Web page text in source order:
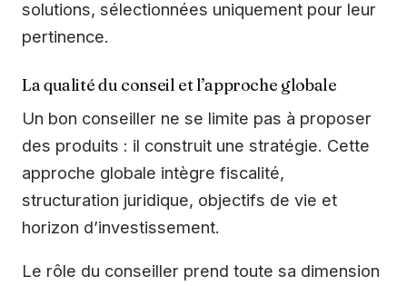
solutions, sélectionnées uniquement pour leur
pertinence.
La qualité du conseil et l’approche globale
Un bon conseiller ne se limite pas à proposer
des produits : il construit une stratégie. Cette
approche globale intègre fiscalité,
structuration juridique, objectifs de vie et
horizon d’investissement.
Le rôle du conseiller prend toute sa dimension